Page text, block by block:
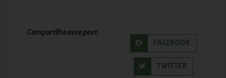
Compartilhe esse post:
FACEBOOK
TWITTER